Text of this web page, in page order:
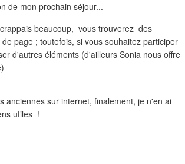
de mon prochain séjour...
beaucoup, vous trouverez des
page ; toutefois, si vous souhaitez participer
d'autres éléments (d'ailleurs Sonia nous offre
sur internet, finalement, je n'en ai
utiles !